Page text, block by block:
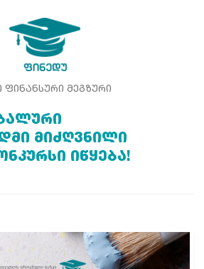
ᲤᲘᲜᲐᲜᲡᲣᲠᲘ ᲛᲔᲒᲖᲣᲠᲘ
ᲛᲘᲫᲦᲕᲜᲘᲚᲘ
ᲘᲬᲧᲔᲑᲐ!